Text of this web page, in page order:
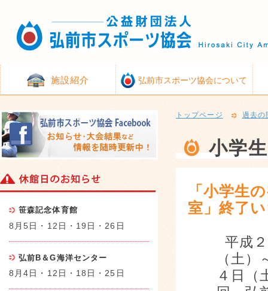
施設紹介 弘前市スポーツ協会について
トップページ 過去の
小学
「小学生
室」終了
平成
（土
４日（
笹森記念体育館
8月5日・12日・19日・26日
弘前B＆G海洋センター
8月4日・12日・18日・25日